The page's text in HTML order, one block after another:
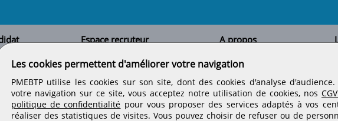
Espace recruteur
Tous les candidats
Déposer une annonce
Déposer une offre de stage
Nos tarifs
A propos
Contactez-nous
Nos partenaires
Informations légales
Conditions générales
Rejoignez nos équipes
Les cookies permettent d'améliorer votre navigation
PMEBTP utilise les cookies sur son site, dont des cookies d'analyse
votre navigation sur ce site, vous acceptez notre utilisation de cookies, nos
politique de confidentialité pour vous proposer des services adaptés à vos
réaliser des statistiques de visites. Vous pouvez choisir de refuser ou de